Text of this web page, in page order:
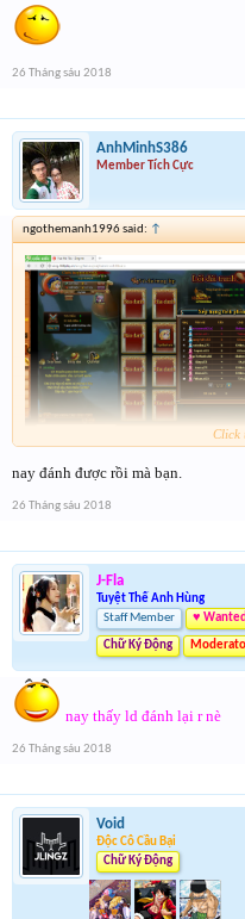
26 Tháng sáu 2018
AnhMinhS386
Member Tích Cực
ngothemanh1996 said: ↑
Toàn đến vòng 1/8 thì không đánh
Click
nay đánh được rồi mà bạn.
26 Tháng sáu 2018
J-Fla
Tuyệt Thế Anh Hùng
Staff Member
♥
Chữ Ký Động
nay thấy ld đánh lại r nè
26 Tháng sáu 2018
Void
Độc Cô Cầu Bại
Chữ Ký Động